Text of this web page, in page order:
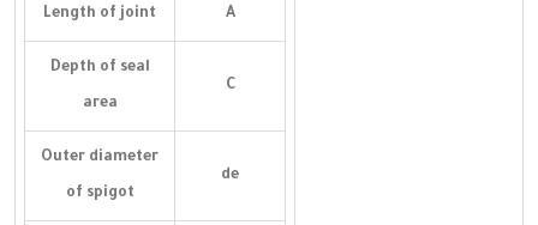
A
Length of joint
C
Depth of seal
area
de
Outer diameter
of spigot